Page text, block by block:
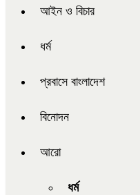
আইন ও বিচার
ধর্ম
প্রবাসে বাংলাদেশ
বিনোদন
আরো
ধর্ম